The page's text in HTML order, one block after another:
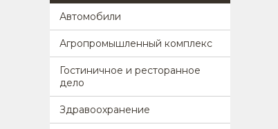
Автомобили
Агропромышленный комплекс
Гостиничное и ресторанное
дело
Здравоохранение